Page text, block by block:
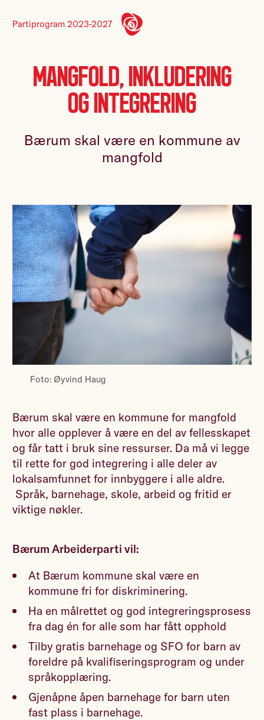
Partiprogram 2023-2027
Mangfold, inkludering
og integrering
Bærum skal være en kommune av
mangfold
Foto: Øyvind Haug
Bærum skal være en kommune for mangfold
hvor alle opplever å være en del av fellesskapet
og får tatt i bruk sine ressurser. Da må vi legge
til rette for god integrering i alle deler av
lokalsamfunnet for innbyggere i alle aldre.
Språk, barnehage, skole, arbeid og fritid er
viktige nøkler.
Bærum Arbeiderparti vil:
At Bærum kommune skal være en
kommune fri for diskriminering.
Ha en målrettet og god integreringsprosess
fra dag én for alle som har fått opphold
Tilby gratis barnehage og SFO for barn av
foreldre på kvalifiseringsprogram og under
språkopplæring.
Gjenåpne åpen barnehage for barn uten
fast plass i barnehage.